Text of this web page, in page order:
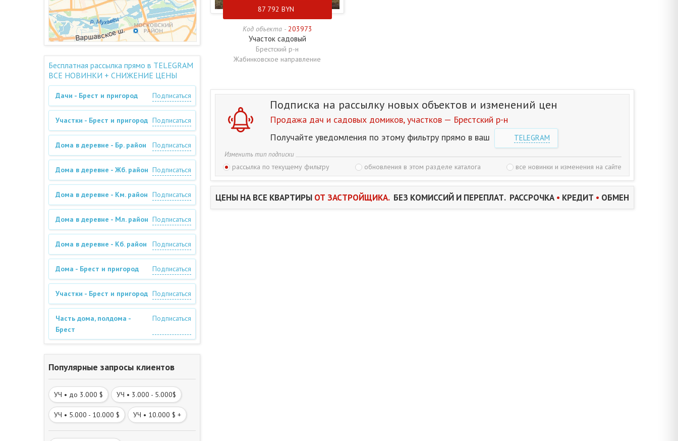
Бесплатная рассылка прямо в TELEGRAM
ВСЕ НОВИНКИ + СНИЖЕНИЕ ЦЕНЫ
Дачи - Брест и пригород Подписаться
Участки - Брест и пригород Подписаться
Дома в деревне - Бр. район Подписаться
Дома в деревне - Жб. район Подписаться
Дома в деревне - Км. район Подписаться
Дома в деревне - Мл. район Подписаться
Дома в деревне - Кб. район Подписаться
Дома - Брест и пригород Подписаться
Участки - Брест и пригород Подписаться
Часть дома, полдома -
Брест
Подписаться
Популярные запросы клиентов
УЧ • до 3.000 $ УЧ • 3.000 - 5.000$
УЧ • 5.000 - 10.000 $ УЧ • 10.000 $ +
87 792 BYN
Код объекта - 203973
Участок садовый
Брестский р-н
Жабинковское направление
Подписка на рассылку новых объектов и изменений цен
Продажа дач и садовых домиков, участков — Брестский р-н
Получайте уведомления по этому фильтру прямо в ваш
TELEGRAM
Изменить тип подписки
рассылка по текущему фильтру обновления в этом разделе каталога все новинки и изменения на сайте
ЦЕНЫ НА ВСЕ КВАРТИРЫ ОТ ЗАСТРОЙЩИКА.БЕЗ КОМИССИЙ И ПЕРЕПЛАТ. РАССРОЧКА • КРЕДИТ • ОБМЕН